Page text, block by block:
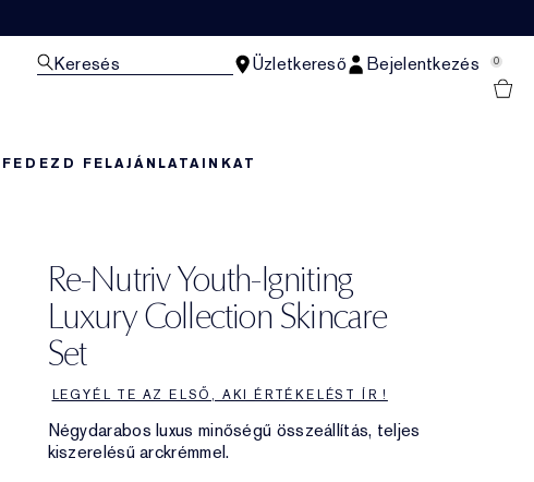
Keresés Üzletkereső Bejelentkezés 0
FEDEZD FELAJÁNLATAINKAT
Re-Nutriv Youth-Igniting
Luxury Collection Skincare
Set
LEGYÉL TE AZ ELSŐ, AKI ÉRTÉKELÉST ÍR !
Négydarabos luxus minőségű összeállítás, teljes
kiszerelésű arckrémmel.